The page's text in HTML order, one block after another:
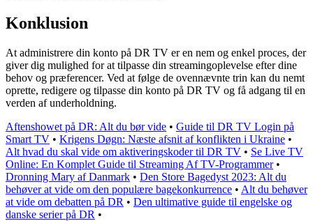
Konklusion
At administrere din konto på DR TV er en nem og enkel proces, der
giver dig mulighed for at tilpasse din streamingoplevelse efter dine
behov og præferencer. Ved at følge de ovennævnte trin kan du nemt
oprette, redigere og tilpasse din konto på DR TV og få adgang til en
verden af underholdning.
Aftenshowet på DR: Alt du bør vide • Guide til DR TV Login på
Smart TV • Krigens Døgn: Næste afsnit af konflikten i Ukraine •
Alt hvad du skal vide om aktiveringskoder til DR TV • Se Live TV
Online: En Komplet Guide til Streaming Af TV-Programmer•
Dronning Mary af Danmark • Den Store Bagedyst 2023: Alt du
behøver at vide om den populære bagekonkurrence • Alt du behøver
at vide om debatten på DR • Den ultimative guide til engelske og
danske serier på DR •